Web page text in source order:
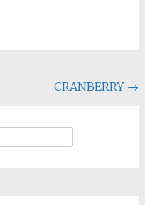
CRANBERRY →